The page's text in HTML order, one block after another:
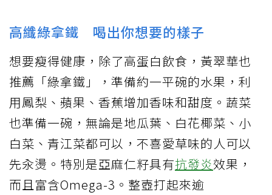
高纖綠拿鐵 喝出你想要的樣子
想要瘦得健康，除了高蛋白飲食，黃翠華也
推薦「綠拿鐵」，準備約一平碗的水果，利
用鳳梨、蘋果、香蕉增加香味和甜度。蔬菜
也準備一碗，無論是地瓜葉、白花椰菜、小
白菜、青江菜都可以，不喜愛草味的人可以
先汆燙。特別是亞麻仁籽具有抗發炎效果，
而且富含Omega-3。整壺打起來逾